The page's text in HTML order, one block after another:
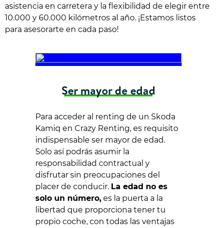
asistencia en carretera y la flexibilidad de elegir entre
10.000 y 60.000 kilómetros al año. ¡Estamos listos
para asesorarte en cada paso!
Ser mayor de edad
Para acceder al renting de un Skoda
Kamiq en Crazy Renting, es requisito
indispensable ser mayor de edad.
Solo así podrás asumir la
responsabilidad contractual y
disfrutar sin preocupaciones del
placer de conducir. La edad no es
solo un número,es la puerta a la
libertad que proporciona tener tu
propio coche, con todas las ventajas